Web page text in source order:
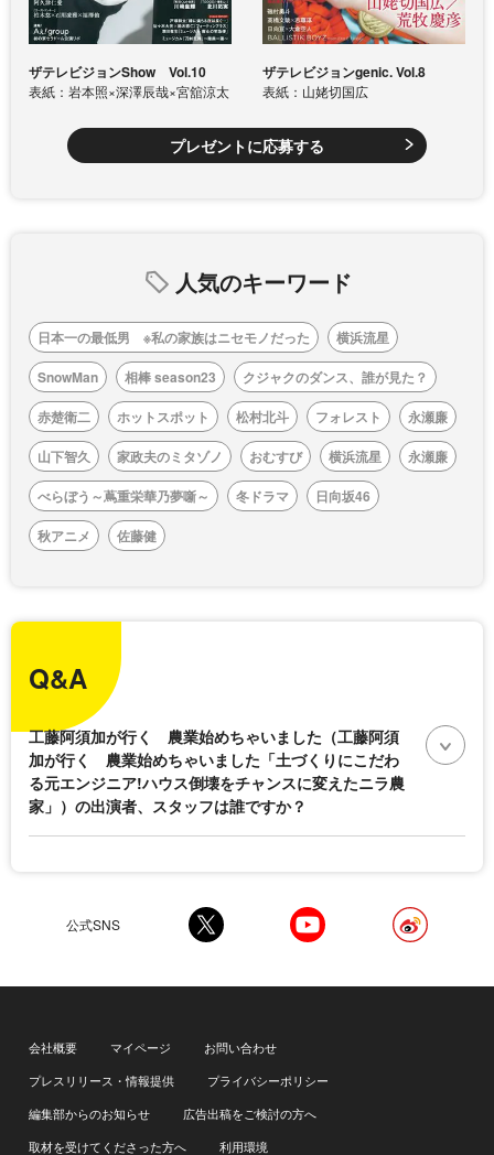
ザテレビジョンShow Vol.10
表紙：岩本照×深澤辰哉×宮舘涼太
ザテレビジョンgenic. Vol.8
表紙：山姥切国広
プレゼントに応募する
人気のキーワード
日本一の最低男 ※私の家族はニセモノだった
横浜流星
SnowMan
相棒 season23
クジャクのダンス、誰が見た？
赤楚衛二
ホットスポット 松村北斗 フォレスト
永瀬廉
山下智久
家政夫のミタゾノ おむすび 横浜流星
永瀬廉
べらぼう～蔦重栄華乃夢噺～
冬ドラマ
日向坂46
秋アニメ
佐藤健
Q&A
工藤阿須加が行く 農業始めちゃいました（工藤阿須
加が行く 農業始めちゃいました「土づくりにこだわ
る元エンジニア!ハウス倒壊をチャンスに変えたニラ農
家」）の出演者、スタッフは誰ですか？
公式SNS
会社概要 マイページ
お問い合わせ
プレスリリース・情報提供
プライバシーポリシー
編集部からのお知らせ
広告出稿をご検討の方へ
取材を受けてくださった方へ
利用環境